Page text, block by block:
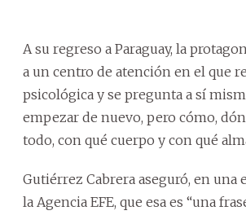
A su regreso a Paraguay, la
a un centro de atención en el que
psicológica y se pregunta a sí
empezar de nuevo, pero cómo,
todo, con qué cuerpo y con qué
Gutiérrez Cabrera aseguró, en una
la Agencia EFE, que esa es “una